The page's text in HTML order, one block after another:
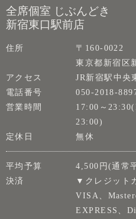
全席個室 じぶんどき
新宿東口駅前店
住所
〒160-0022
東京都新宿区
アクセス
JR新宿駅中央
電話番号
050-2018-
営業時間
17:00～
23:00)
定休日
無休
平均予算
4,500円(通常
決済
▼クレジット
VISA、
EXPRESS、